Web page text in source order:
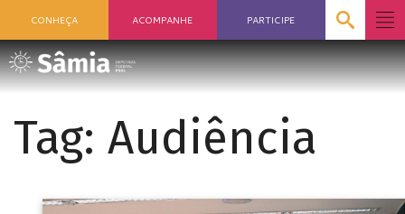
CONHEÇA ACOMPANHE PARTICIPE
Tag: Audiência